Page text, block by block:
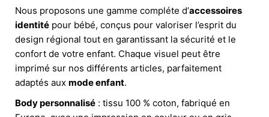
Nous proposons une gamme compléte d’accessoires
identité pour bébé, conçus pour valoriser l’esprit du
design régional tout en garantissant la sécurité et le
confort de votre enfant. Chaque visuel peut être
imprimé sur nos différents articles, parfaitement
adaptés aux mode enfant.
Body personnalisé : tissu 100 % coton, fabriqué en